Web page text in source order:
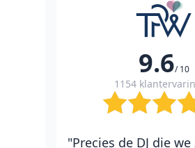
9.6/ 10
1154
"Precies de DJ die